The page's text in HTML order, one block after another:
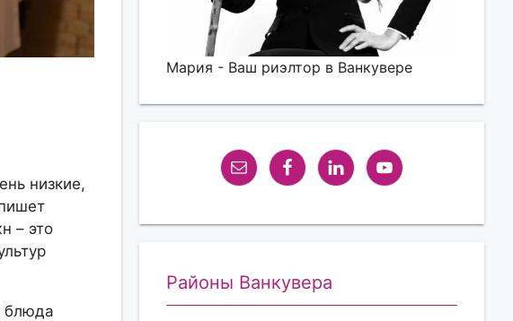
низкие,
– это
блюда
Мария - Ваш риэлтор в Ванкувере
Районы Ванкувера